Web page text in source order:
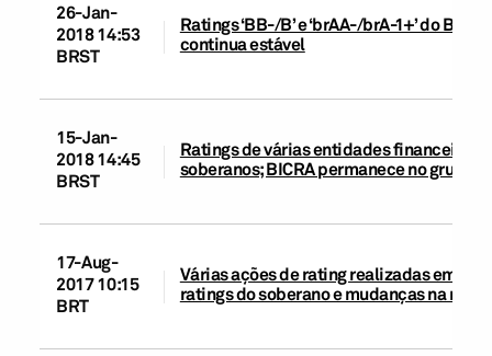
26-Jan-
2018 14:53
BRST
Ratings ‘BB-/B’ e ‘brAA-/brA-1+’ do
continua estável
15-Jan-
2018 14:45
BRST
Ratings de várias entidades financeiras
soberanos; BICRA permanece no grupo ‘6’
17-Aug-
2017 10:15
BRT
Várias ações de rating realizadas em
ratings do soberano e mudanças na